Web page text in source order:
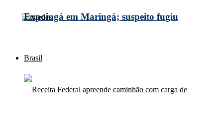
Expoingá em Maringá; suspeito fugiu
Brasil